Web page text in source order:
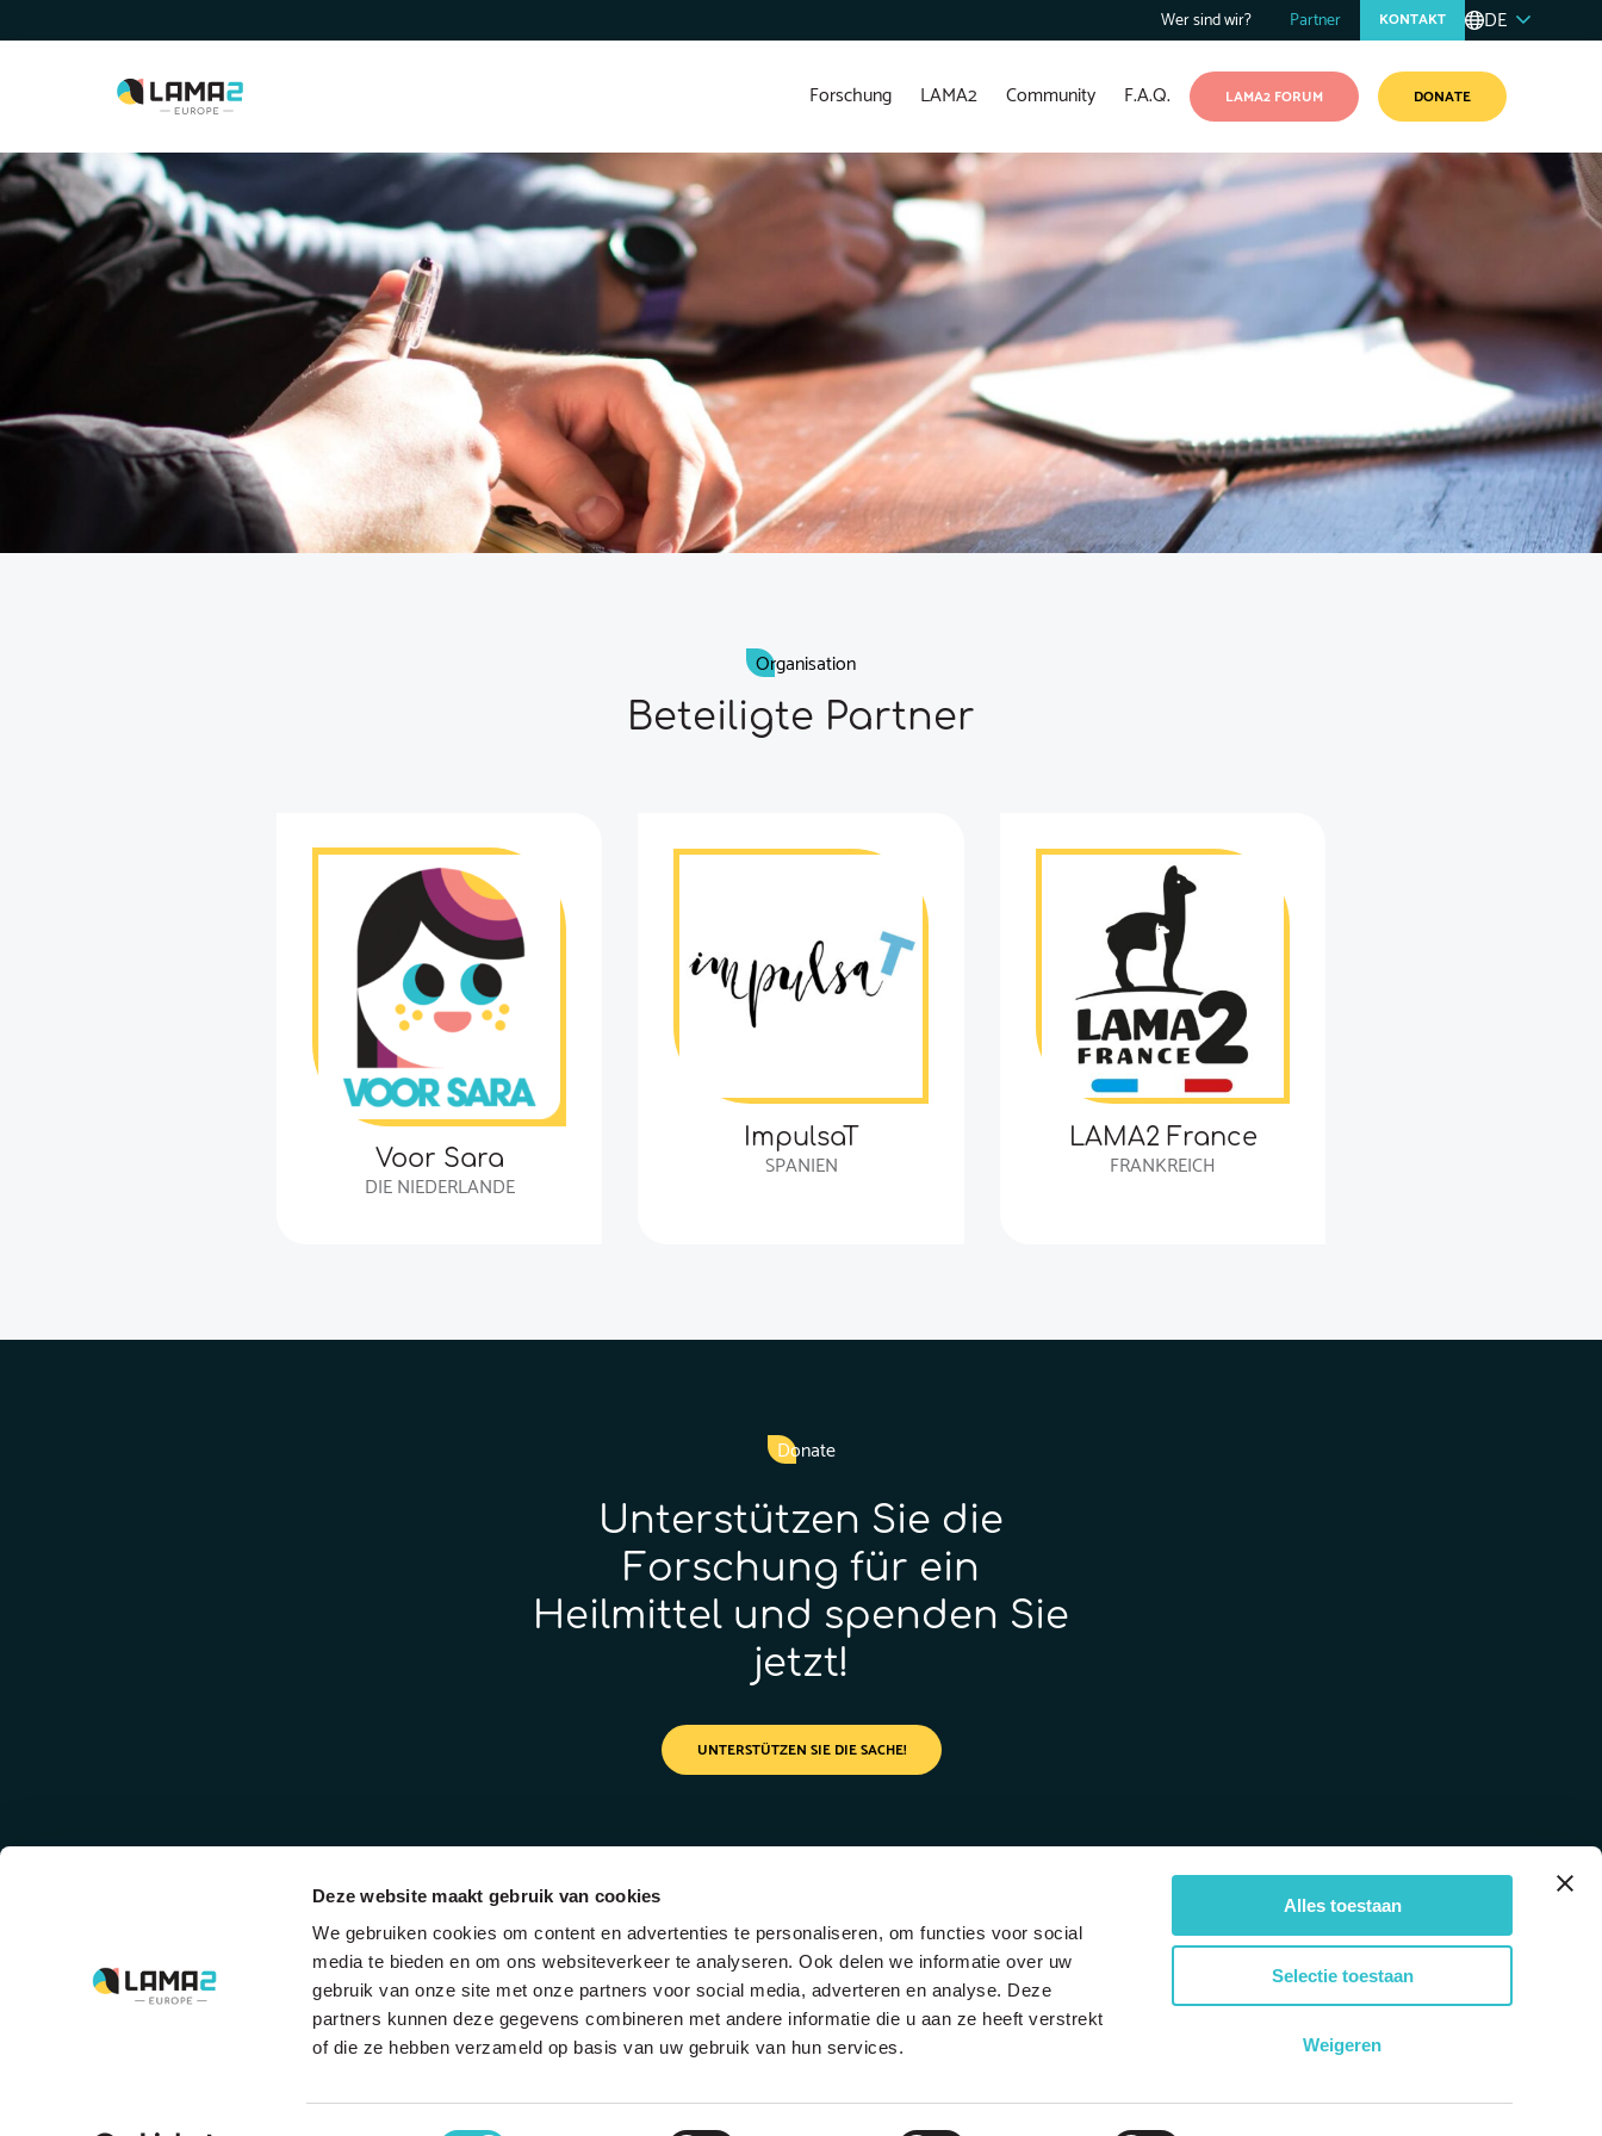
Deze website maakt gebruik van cookies
We gebruiken cookies om content en advertenties te personaliseren, om functies voor social
media te bieden en om ons websiteverkeer te analyseren. Ook delen we informatie over uw
gebruik van onze site met onze partners voor social media, adverteren en analyse. Deze
partners kunnen deze gegevens combineren met andere informatie die u aan ze heeft verstrekt
of die ze hebben verzameld op basis van uw gebruik van hun services.
Alles toestaan
Selectie toestaan
Weigeren
Wer sind wir? Partner KONTAKT DE
Forschung LAMA2 Community F.A.Q. LAMA2 FORUM DONATE
Organisation
Beteiligte Partner
Voor Sara
DIE NIEDERLANDE
ImpulsaT
SPANIEN
LAMA2 France
FRANKREICH
Donate
Unterstützen Sie die
Forschung für ein
Heilmittel und spenden Sie
jetzt!
UNTERSTÜTZEN SIE DIE SACHE!
The driving forces
behind Lama2.com
View all partners